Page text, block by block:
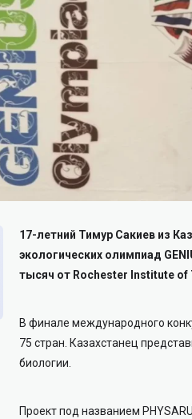
17-летний Тимур Сакиев из
экологических олимпиад
тысяч от Rochester Institute of
В финале международного
75 стран. Казахстанец
биологии.
Проект под названием